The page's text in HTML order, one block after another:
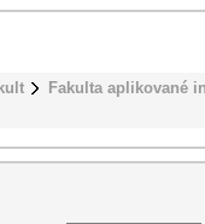
Fakulta aplikované